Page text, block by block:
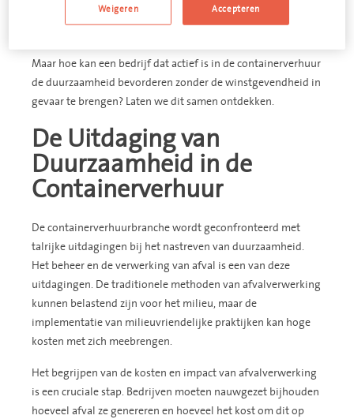
sector. Eén branche waarin deze omschakeling bijzonder
kritiek is, is de containerverhuurbranche. Duurzaamheid kan
Maar hoe kan een bedrijf dat actief is in de containerverhuur
de duurzaamheid bevorderen zonder de winstgevendheid in
gevaar te brengen? Laten we dit samen ontdekken.
De Uitdaging van
Duurzaamheid in de
Containerverhuur
De containerverhuurbranche wordt geconfronteerd met
talrijke uitdagingen bij het nastreven van duurzaamheid.
Het beheer en de verwerking van afval is een van deze
uitdagingen. De traditionele methoden van afvalverwerking
kunnen belastend zijn voor het milieu, maar de
implementatie van milieuvriendelijke praktijken kan hoge
kosten met zich meebrengen.
Het begrijpen van de kosten en impact van afvalverwerking
is een cruciale stap. Bedrijven moeten nauwgezet bijhouden
hoeveel afval ze genereren en hoeveel het kost om dit op
Weigeren Accepteren